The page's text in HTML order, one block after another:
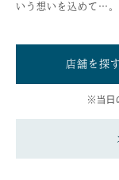
いう想いを込めて…。
店舗を探す
※当日